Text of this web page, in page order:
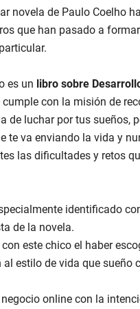
novela de Paulo Coelho
que han pasado a
es un libro sobre
cumple con la misión de
de luchar por tus sueños,
te va enviando la vida y
las dificultades y retos
identificado
de la novela.
este chico el haber
al estilo de vida que sueño
negocio online con la